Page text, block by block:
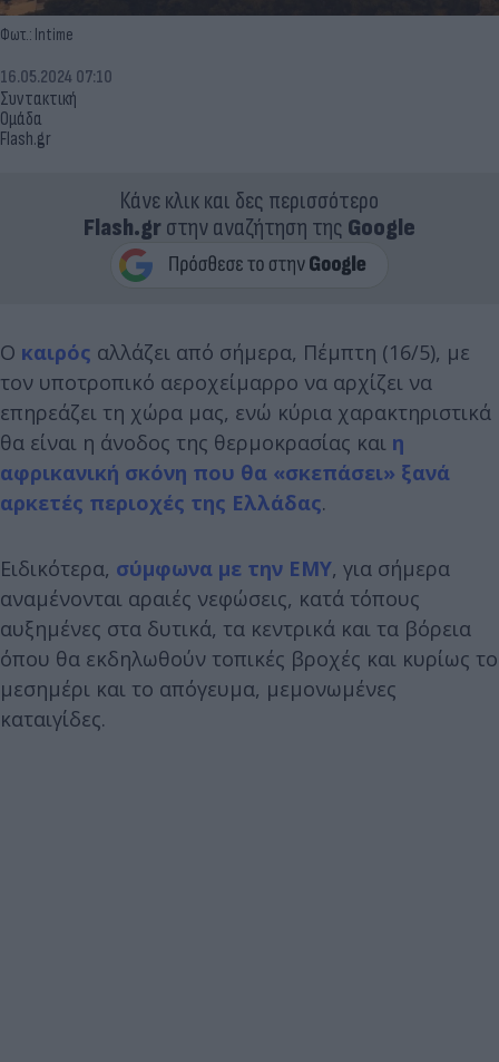
Φωτ.: Intime
Συντακτική
Ομάδα
Flash.gr
16.05.2024 07:10
Κάνε κλικ και δες περισσότερο
Flash.grστην αναζήτηση της Google
Ο καιρός αλλάζει από σήμερα, Πέμπτη (16/5), με
τον υποτροπικό αεροχείμαρρο να αρχίζει να
επηρεάζει τη χώρα μας, ενώ κύρια χαρακτηριστικά
θα είναι η άνοδος της θερμοκρασίας και η
αφρικανική σκόνη που θα «σκεπάσει» ξανά
αρκετές περιοχές της Ελλάδας.
Ειδικότερα, σύμφωνα με την ΕΜΥ, για σήμερα
αναμένονται αραιές νεφώσεις, κατά τόπους
αυξημένες στα δυτικά, τα κεντρικά και τα βόρεια
όπου θα εκδηλωθούν τοπικές βροχές και κυρίως το
μεσημέρι και το απόγευμα, μεμονωμένες
καταιγίδες.